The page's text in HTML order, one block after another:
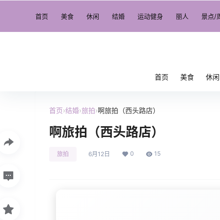
首页 美食 休闲 结婚 运动健身 丽人 景点/
首页 美食 休闲
首页›结婚›旅拍›啊旅拍（西头路店）
啊旅拍（西头路店）
旅拍 6月12日 0 15